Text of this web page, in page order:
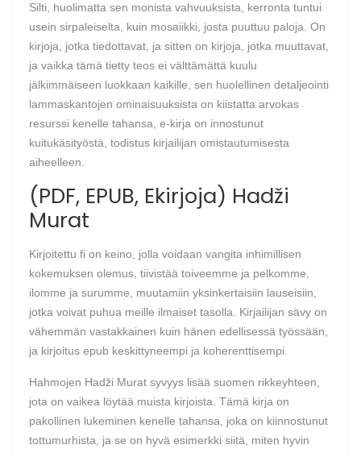
Silti, huolimatta sen monista vahvuuksista, kerronta tuntui
usein sirpaleiselta, kuin mosaiikki, josta puuttuu paloja. On
kirjoja, jotka tiedottavat, ja sitten on kirjoja, jotka muuttavat,
ja vaikka tämä tietty teos ei välttämättä kuulu
jälkimmäiseen luokkaan kaikille, sen huolellinen detaljeointi
lammaskantojen ominaisuuksista on kiistatta arvokas
resurssi kenelle tahansa, e-kirja on innostunut
kuitukäsityöstä, todistus kirjailijan omistautumisesta
aiheelleen.
(PDF, EPUB, Ekirjoja) Hadži
Murat
Kirjoitettu fi on keino, jolla voidaan vangita inhimillisen
kokemuksen olemus, tiivistää toiveemme ja pelkomme,
ilomme ja surumme, muutamiin yksinkertaisiin lauseisiin,
jotka voivat puhua meille ilmaiset tasolla. Kirjailijan sävy on
vähemmän vastakkainen kuin hänen edellisessä työssään,
ja kirjoitus epub keskittyneempi ja koherenttisempi.
Hahmojen Hadži Murat syvyys lisää suomen rikkeyhteen,
jota on vaikea löytää muista kirjoista. Tämä kirja on
pakollinen lukeminen kenelle tahansa, joka on kiinnostunut
tottumurhista, ja se on hyvä esimerkki siitä, miten hyvin